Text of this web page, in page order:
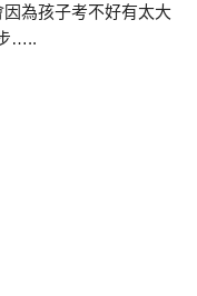
為孩子考不好有太大
…..